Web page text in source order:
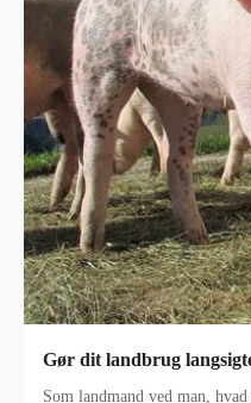
Gør dit landbrug
Som landmand ved man,